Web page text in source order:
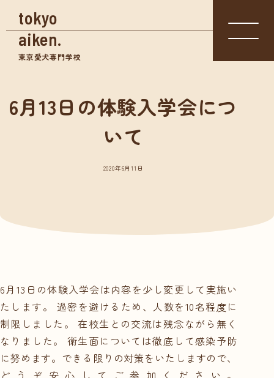
tokyo
aiken.
東京愛犬専門学校
資料請求
学校見学
入学相談室
学校案内
就職サポート・資
格取得
講師紹介
年間行事スケ
ジュール
学校概要・学校の
6月13日の体験入学会につ
いて
2020年6月11日
6月13日の体験入学会は内容を少し変更して実施い
たします。 過密を避けるため、人数を10名程度に
制限しました。 在校生との交流は残念ながら無く
なりました。 衛生面については徹底して感染予防
に努めます。できる限りの対策をいたしますので、
どうぞ安心してご参加ください。